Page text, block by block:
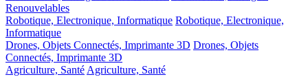
Renouvelables
Robotique, Electronique, Informatique Robotique, Electronique,
Informatique
Drones, Objets Connectés, Imprimante 3D Drones, Objets
Connectés, Imprimante 3D
Agriculture, SantéAgriculture, Santé